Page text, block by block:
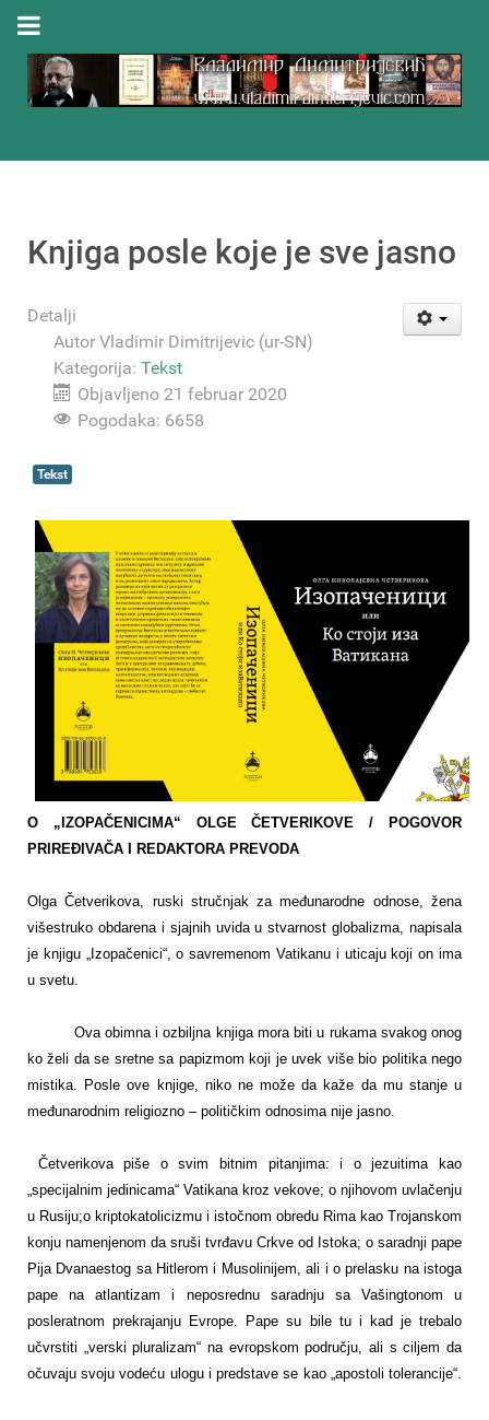
Knjiga posle koje je sve jasno
Detalji
Autor Vladimir Dimitrijevic (ur-SN)
Kategorija: Tekst
Objavljeno 21 februar 2020
Pogodaka: 6658
Tekst
O „IZOPAČENICIMA“ OLGE ČETVERIKOVE / POGOVOR
PRIREĐIVAČA I REDAKTORA PREVODA
Olga Četverikova, ruski stručnjak za međunarodne odnose, žena
višestruko obdarena i sjajnih uvida u stvarnost globalizma, napisala
je knjigu „Izopačenici“, o savremenom Vatikanu i uticaju koji on ima
u svetu.
Ova obimna i ozbiljna knjiga mora biti u rukama svakog onog
ko želi da se sretne sa papizmom koji je uvek više bio politika nego
mistika. Posle ove knjige, niko ne može da kaže da mu stanje u
međunarodnim religiozno – političkim odnosima nije jasno.
Četverikova piše o svim bitnim pitanjima: i o jezuitima kao
„specijalnim jedinicama“ Vatikana kroz vekove; o njihovom uvlačenju
u Rusiju;o kriptokatolicizmu i istočnom obredu Rima kao Trojanskom
konju namenjenom da sruši tvrđavu Crkve od Istoka; o saradnji pape
Pija Dvanaestog sa Hitlerom i Musolinijem, ali i o prelasku na istoga
pape na atlantizam i neposrednu saradnju sa Vašingtonom u
posleratnom prekrajanju Evrope. Pape su bile tu i kad je trebalo
učvrstiti „verski pluralizam“ na evropskom području, ali s ciljem da
očuvaju svoju vodeću ulogu i predstave se kao „apostoli tolerancije“.